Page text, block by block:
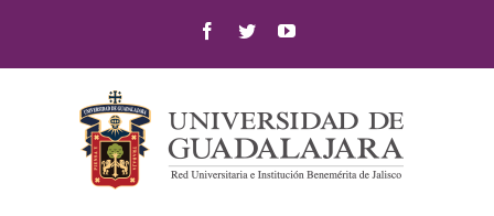
content
Facebook
TwitterYouTube